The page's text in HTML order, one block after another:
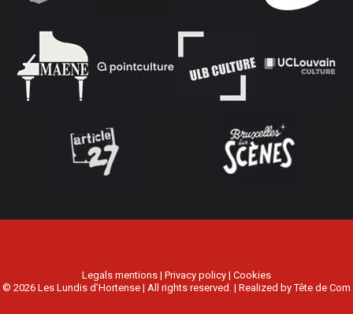
Legals mentions | Privacy policy | Cookies
© 2026 Les Lundis d’Hortense | All rights reserved. | Realized byTête de Com